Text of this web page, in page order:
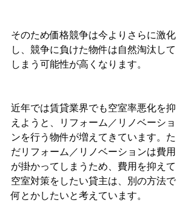
そのため価格競争は今よりさらに激化
し、競争に負けた物件は自然淘汰して
しまう可能性が高くなります。
近年では賃貸業界でも空室率悪化を抑
えようと、リフォーム／リノベーショ
ンを行う物件が増えてきています。た
だリフォーム／リノベーションは費用
が掛かってしまうため、費用を抑えて
空室対策をしたい貸主は、別の方法で
何とかしたいと考えています。